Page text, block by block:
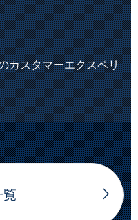
カスタマーエクスペリ
覧